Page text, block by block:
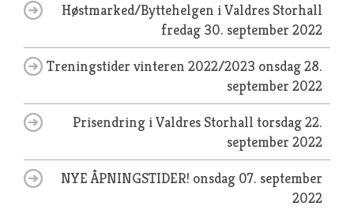
Høstmarked/Byttehelgen i Valdres Storhall
fredag 30. september 2022
Treningstider vinteren 2022/2023 onsdag 28.
september 2022
Prisendring i Valdres Storhall torsdag 22.
september 2022
NYE ÅPNINGSTIDER! onsdag 07. september
2022